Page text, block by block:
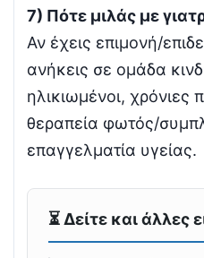
7) Πότε μιλάς με
Αν έχεις επιμονή/
ανήκεις σε ομάδα
ηλικιωμένοι, χρόνιες
θεραπεία φωτός/
επαγγελματία υγείας.
⏳ Δείτε και άλλες